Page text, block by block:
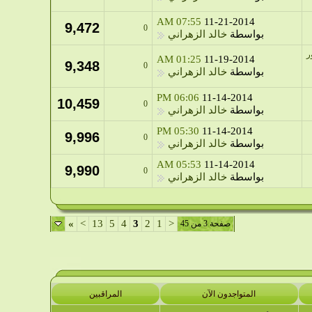
11-21-2014
07:55 AM
بواسطة خالد الزهراني
0
9,472
11-19-2014
01:25 AM
بواسطة خالد الزهراني
0
9,348
11-14-2014
06:06 PM
بواسطة خالد الزهراني
0
10,459
11-14-2014
05:30 PM
بواسطة خالد الزهراني
0
9,996
11-14-2014
05:53 AM
بواسطة خالد الزهراني
0
9,990
صفحة 3 من 45 <
1
2
3
4
5
13
>
»
المتواجدون الآن المراقبين